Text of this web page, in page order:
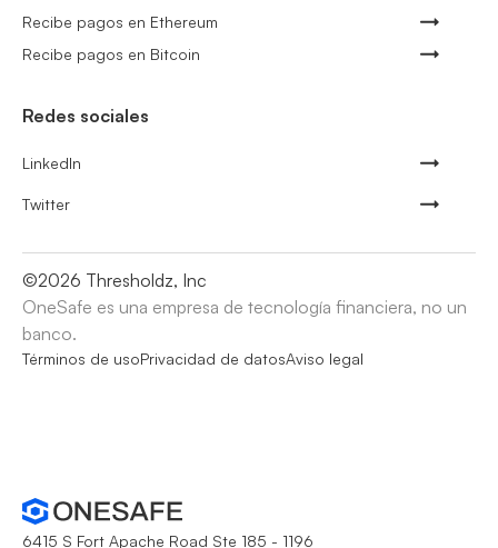
Recibe pagos en Ethereum
Recibe pagos en Bitcoin
Redes sociales
LinkedIn
Twitter
©2026 Thresholdz, Inc
OneSafe es una empresa de tecnología financiera, no un
banco.
Términos de usoPrivacidad de datosAviso legal
6415 S Fort Apache Road Ste 185 - 1196